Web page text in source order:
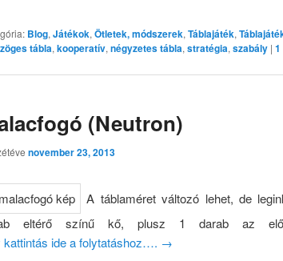
Blog, Játékok, Ötletek, módszerek, Táblajáték,
tábla, kooperatív, négyzetes tábla, stratégia, szabály | 1
(Neutron)
november 23, 2013
A táblaméret változó lehet, de
eltérő színű kő, plusz 1 darab az
kattintás ide a folytatáshoz…. →